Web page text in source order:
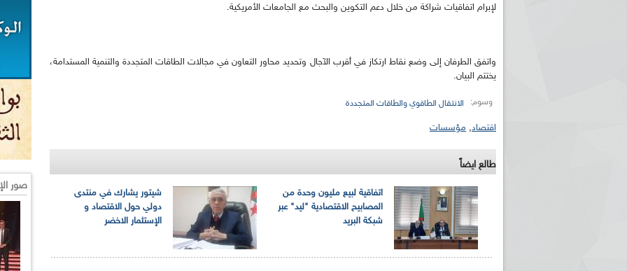
لإبرام اتفاقيات شراكة من خلال دعم التكوين والبحث مع الجامعات الأمريكية.
واتفق الطرفان إلى وضع نقاط ارتكاز في أقرب الآجال وتحديد محاور التعاون في مجالات الطاقات المتجددة والتنمية المستدامة،
يختتم البيان.
وسوم: الانتقال الطاقوي والطاقات المتجددة
اقتصاد, مؤسسات
طالع ايضاً
شيتور يشارك في منتدى
دولي حول الاقتصاد و
الإستثمار الاخضر
اتفاقية لبيع مليون وحدة من
المصابيح الاقتصادية "ليد" عبر
شبكة البريد
صور